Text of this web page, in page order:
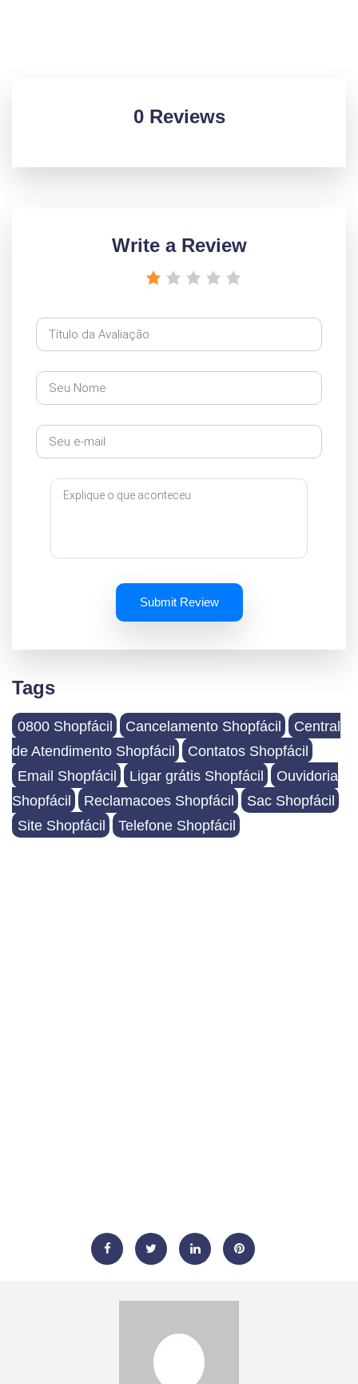
0 Reviews
Write a Review
Submit Review
Tags
0800 Shopfácil Cancelamento Shopfácil
Central
de Atendimento Shopfácil
Contatos Shopfácil
Email Shopfácil
Ligar grátis Shopfácil
Ouvidoria
Shopfácil
Reclamacoes Shopfácil
Sac Shopfácil
Site Shopfácil
Telefone Shopfácil